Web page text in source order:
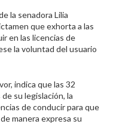
la senadora Lilia
que exhorta a las
en las licencias de
la voluntad del usuario
indica que las 32
su legislación, la
de conducir para que
manera expresa su